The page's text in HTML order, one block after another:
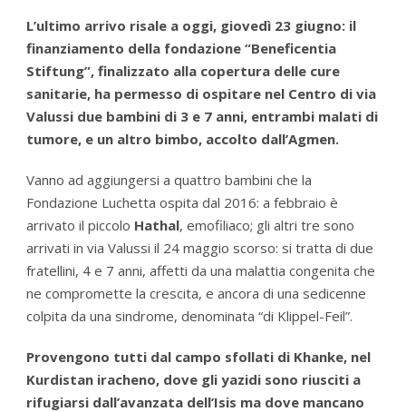
L’ultimo arrivo risale a oggi, giovedì 23 giugno: il
finanziamento della fondazione “Beneficentia
Stiftung”, finalizzato alla copertura delle cure
sanitarie, ha permesso di ospitare nel Centro di via
Valussi due bambini di 3 e 7 anni, entrambi malati di
tumore, e un altro bimbo, accolto dall’Agmen.
Vanno ad aggiungersi a quattro bambini che la
Fondazione Luchetta ospita dal 2016: a febbraio è
arrivato il piccolo Hathal, emofiliaco; gli altri tre sono
arrivati in via Valussi il 24 maggio scorso: si tratta di due
fratellini, 4 e 7 anni, affetti da una malattia congenita che
ne compromette la crescita, e ancora di una sedicenne
colpita da una sindrome, denominata “di Klippel-Feil”.
Provengono tutti dal campo sfollati di Khanke, nel
Kurdistan iracheno, dove gli yazidi sono riusciti a
rifugiarsi dall’avanzata dell’Isis ma dove mancano